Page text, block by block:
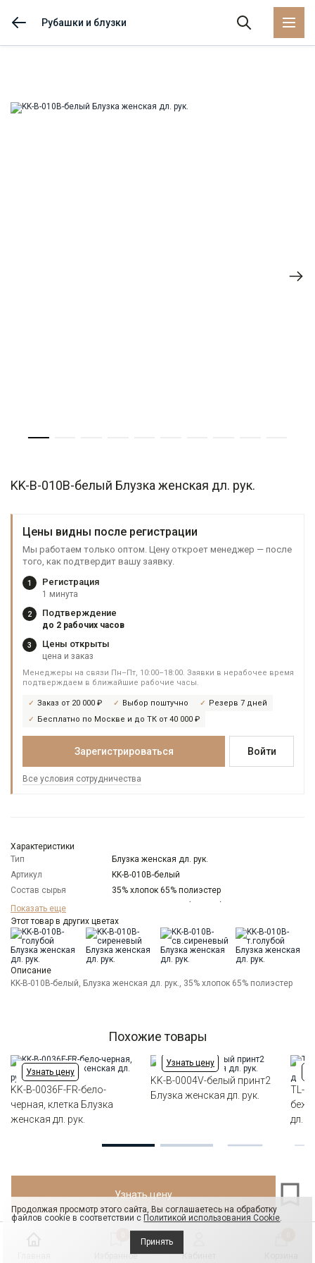
Рубашки и блузки
KK-B-010B-белый Блузка женская дл. рук.
Цены видны после регистрации
Мы работаем только оптом. Цену откроет менеджер — после
того, как подтвердит вашу заявку.
1 Регистрация
1 минута
2 Подтверждение
до 2 рабочих часов
3 Цены открыты
цена и заказ
Менеджеры на связи Пн–Пт, 10:00–18:00. Заявки в нерабочее время
подтверждаем в ближайшие рабочие часы.
Заказ от 20 000 ₽ Выбор поштучно
Резерв 7 дней
Бесплатно по Москве и до ТК от 40 000 ₽
Зарегистрироваться Войти
Все условия сотрудничества
Характеристики
Тип
Блузка женская дл. рук.
Артикул
KK-B-010B-белый
Состав сырья
35% хлопок 65% полиэстер
Бренд
Модель
Свободная
Цвет
Белый
Ворот
Отложной воротник
Манжет
Карман
отсутствует
Показать еще
Этот товар в других цветах
Описание
KK-B-010B-белый, Блузка женская дл. рук., 35% хлопок 65% полиэстер
Похожие товары
Узнать цену
KK-B-0036F-FR-бело-
черная, клетка Блузка
женская дл. рук.
Узнать цену
KK-B-0004V-белый принт2
Блузка женская дл. рук.
TL-
дл.
Узнать цену
Избранное Кабинет
Продолжая просмотр этого сайта, Вы соглашаетесь на обработку
файлов cookie в соответствии с Политикой использования Cookie.
Принять